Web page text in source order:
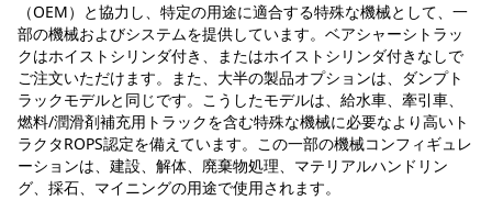
（OEM）と協力し、特定の用途に適合する特殊な機械として、一
部の機械およびシステムを提供しています。ベアシャーシトラッ
クはホイストシリンダ付き、またはホイストシリンダ付きなしで
ご注文いただけます。また、大半の製品オプションは、ダンプト
ラックモデルと同じです。こうしたモデルは、給水車、牽引車、
燃料/潤滑剤補充用トラックを含む特殊な機械に必要なより高いト
ラクタROPS認定を備えています。この一部の機械コンフィギュレ
ーションは、建設、解体、廃棄物処理、マテリアルハンドリン
グ、採石、マイニングの用途で使用されます。